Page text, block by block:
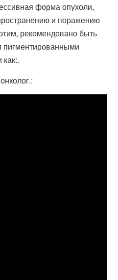
форма опухоли,
и поражению
рекомендовано быть
пигментированными